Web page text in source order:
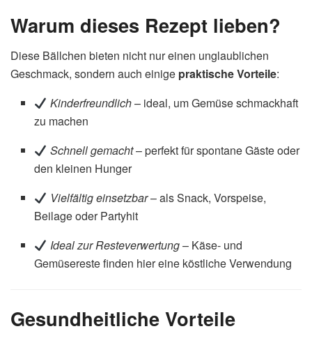
Warum dieses Rezept lieben?
Diese Bällchen bieten nicht nur einen unglaublichen
Geschmack, sondern auch einige praktische Vorteile:
Kinderfreundlich– ideal, um Gemüse schmackhaft
zu machen
Schnell gemacht– perfekt für spontane Gäste oder
den kleinen Hunger
Vielfältig einsetzbar– als Snack, Vorspeise,
Beilage oder Partyhit
Ideal zur Resteverwertung– Käse- und
Gemüsereste finden hier eine köstliche Verwendung
Gesundheitliche Vorteile